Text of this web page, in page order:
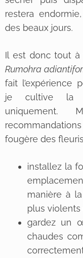
restera
des beaux jours.
Il est donc tout à
Rumohra
fait l’expérience
je cultive la
uniquement.
fougère des
installez la
manière à
plus violents
gardez un
chaudes